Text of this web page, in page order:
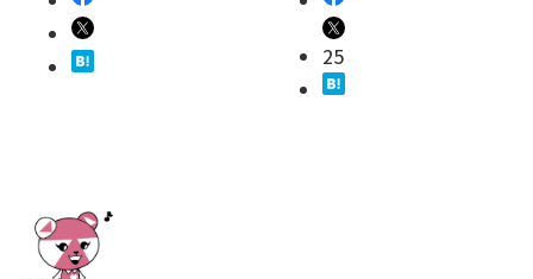
25